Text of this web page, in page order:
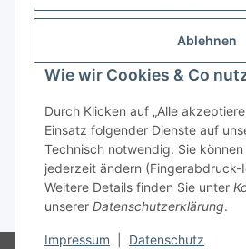
Ablehnen
Wie wir Cookies & Co
Durch Klicken auf „Alle
Einsatz folgender Dienste auf
Technisch notwendig. Sie
jederzeit ändern (Fingerabdruck-
Weitere Details finden Sie unter
unserer Datenschutzerklärung.
Impressum Datenschutz
34630 Gilserberg
E-Mail:anne.weckesser@genesis-
Informationen
Gesetzliche Informationen
* Alle Preise inkl. gesetzlicher USt., zzgl.